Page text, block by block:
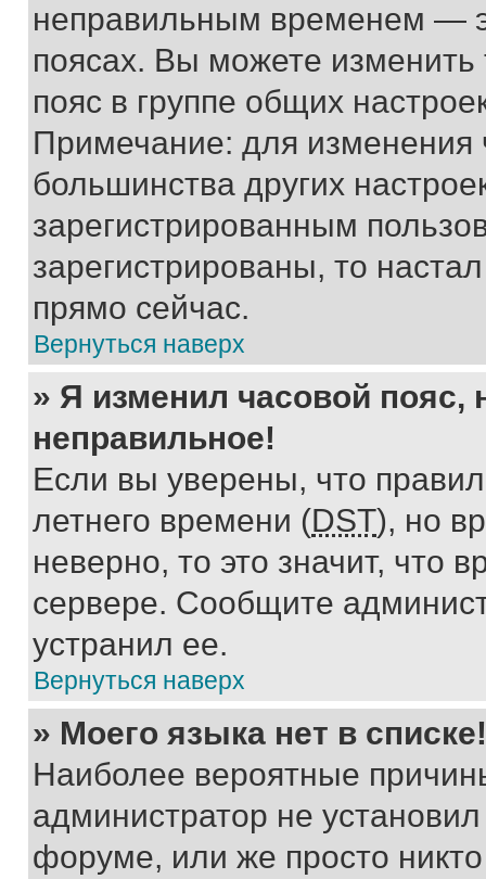
неправильным временем —
поясах. Вы можете изменить
пояс в группе общих
Примечание: для изменения
большинства других
зарегистрированным
зарегистрированы, то
прямо сейчас.
Вернуться наверх
» Я изменил часовой пояс,
неправильное!
Если вы уверены, что
летнего времени (DST), но
неверно, то это значит, что
сервере. Сообщите
устранил ее.
Вернуться наверх
» Моего языка нет в списке!
Наиболее вероятные
администратор не
форуме, или же просто